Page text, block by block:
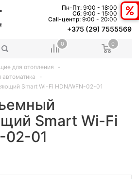
Пн-Пт: 9:00 - 18:00
Сб: 9:00 - 15:00
Сall-центр: 9:00 - 20:00
+375 (29) 7555569
0 0
для отопления
Smart Wi-Fi HDN/WFN-02-01
Smart Wi-Fi
02-01